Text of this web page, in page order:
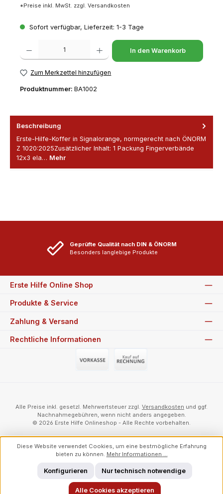
*Preise inkl. MwSt. zzgl. Versandkosten
Sofort verfügbar, Lieferzeit: 1-3 Tage
Produkt Anzahl: Gib den gewünschten Wert ein oder benutze die
In den Warenkorb
Zum Merkzettel hinzufügen
Produktnummer: BA1002
Beschreibung
Erste-Hilfe-Koffer in Signalorange, normgerecht nach ÖNORM
Z 1020:2025Zusätzlicher Inhalt: 1 Packung Fingerverbände
12x3 ela… Mehr
Geprüfte Qualität nach DIN & ÖNORM
Besonders langlebige Produkte
Erste Hilfe Online Shop
Produkte & Service
Zahlung & Versand
Rechtliche Informationen
Alle Preise inkl. gesetzl. Mehrwertsteuer zzgl. Versandkosten und ggf.
Nachnahmegebühren, wenn nicht anders angegeben.
© 2026 Erste Hilfe Onlineshop - Alle Rechte vorbehalten.
Diese Website verwendet Cookies, um eine bestmögliche Erfahrung
bieten zu können. Mehr Informationen ...
Nur technisch notwendige
Konfigurieren
Alle Cookies akzeptieren